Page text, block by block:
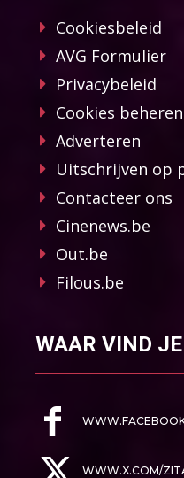
Cookiesbeleid
AVG Formulier
Privacybeleid
Cookies beheren
Adverteren
Uitschrijven op
Contacteer ons
Cinenews.be
Out.be
Filous.be
WAAR VIND
WWW.X.COM/